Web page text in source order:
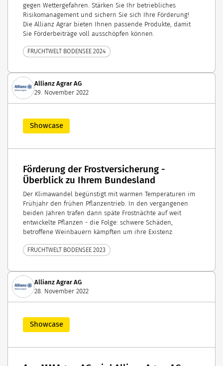
gegen Wettergefahren. Stärken Sie Ihr betriebliches
Risikomanagement und sichern Sie sich Ihre Förderung!
Die Allianz Agrar bieten Ihnen passende Produkte, damit
Sie Förderbeiträge voll ausschöpfen können.
FRUCHTWELT BODENSEE 2024
Allianz Agrar AG
29. November 2022
Showcase
Förderung der Frostversicherung -
Überblick zu Ihrem Bundesland
Der Klimawandel begünstigt mit warmen Temperaturen im
Frühjahr den frühen Pflanzentrieb. In den vergangenen
beiden Jahren trafen dann späte Frostnächte auf weit
entwickelte Pflanzen - die Folge: schwere Schäden,
betroffene Weinbauern kämpften um ihre Existenz.
FRUCHTWELT BODENSEE 2023
Allianz Agrar AG
28. November 2022
Showcase